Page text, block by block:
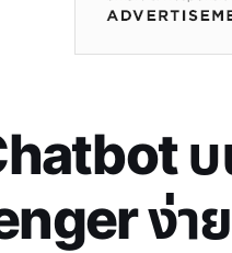
ง่า